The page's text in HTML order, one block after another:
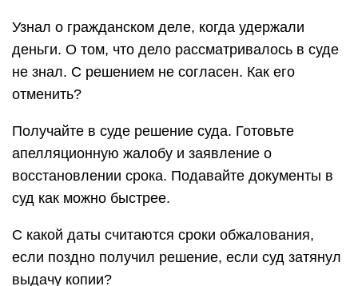
Узнал о гражданском деле, когда удержали
деньги. О том, что дело рассматривалось в суде
не знал. С решением не согласен. Как его
отменить?
Получайте в суде решение суда. Готовьте
апелляционную жалобу и заявление о
восстановлении срока. Подавайте документы в
суд как можно быстрее.
С какой даты считаются сроки обжалования,
если поздно получил решение, если суд затянул
выдачу копии?